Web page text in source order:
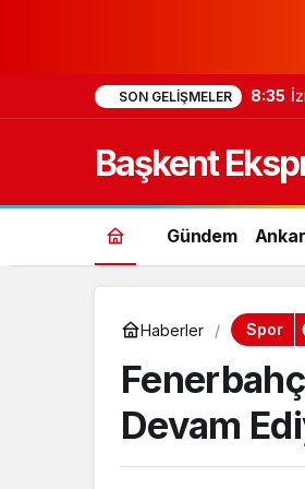
SON GELIŞMELER 8:35
Başkent
Gündem
Haberler Spor
Devam